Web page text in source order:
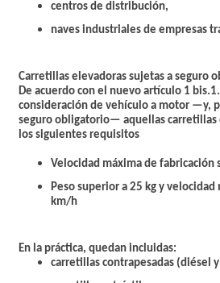
centros de distribución,
naves industriales de empresas
Carretillas elevadoras sujetas a seguro
De acuerdo con el nuevo artículo 1
consideración de vehículo a motor —y,
seguro obligatorio— aquellas carretillas
los siguientes requisitos
Velocidad máxima de fabricación
Peso superior a 25 kg y
km/h
En la práctica, quedan incluidas:
carretillas contrapesadas (diésel